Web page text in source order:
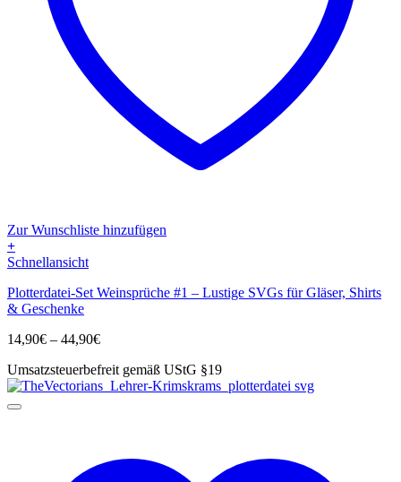
Zur Wunschliste hinzufügen
+
Dieses
weist
mehrere
auf.
Optionen
können
auf
Schnellansicht
Plotterdatei-Set Weinsprüche #1 – Lustige SVGs für Gläser, Shirts
& Geschenke
14,90€ – 44,90€Preisspanne:
bis
44,90€
Umsatzsteuerbefreit gemäß UStG §19